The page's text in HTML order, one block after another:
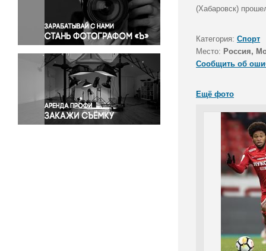
Правосудие
Происшествия и конфликты
Религия
Светская жизнь
Спорт
Экология
Экономика и бизнес
(Хабаровск)
Категория: Спорт
Место: Россия,
Сообщить об
Ещё фото